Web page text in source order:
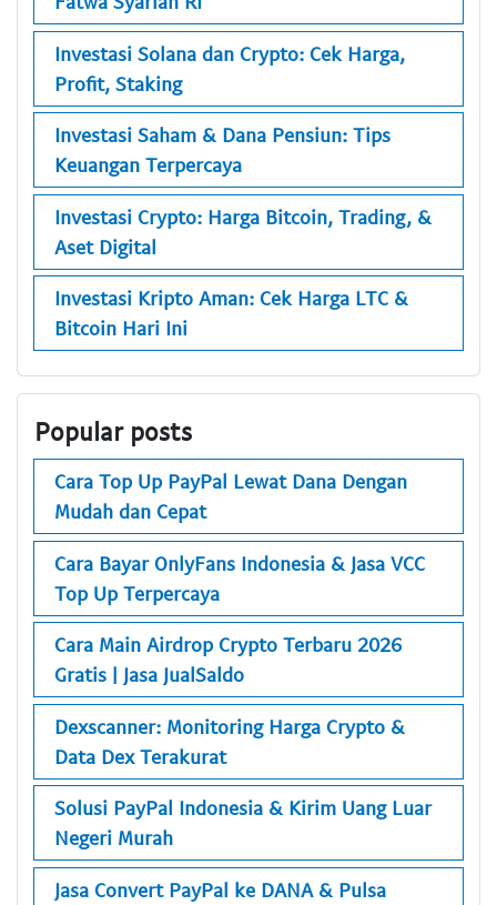
Investasi Solana dan Crypto: Cek Harga,
Profit, Staking
Investasi Saham & Dana Pensiun: Tips
Keuangan Terpercaya
Investasi Crypto: Harga Bitcoin, Trading, &
Aset Digital
Investasi Kripto Aman: Cek Harga LTC &
Bitcoin Hari Ini
Popular posts
Cara Top Up PayPal Lewat Dana Dengan
Mudah dan Cepat
Cara Bayar OnlyFans Indonesia & Jasa VCC
Top Up Terpercaya
Cara Main Airdrop Crypto Terbaru 2026
Gratis | Jasa JualSaldo
Dexscanner: Monitoring Harga Crypto &
Data Dex Terakurat
Solusi PayPal Indonesia & Kirim Uang Luar
Negeri Murah
Jasa Convert PayPal ke DANA & Pulsa